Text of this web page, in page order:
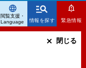
情報を探す 緊急情報
閉じる
閲覧支援・
Language